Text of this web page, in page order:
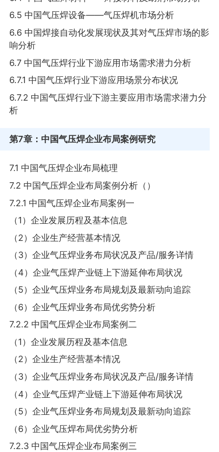
6.5 中国气压焊设备——气压焊机市场分析
6.6 中国焊接自动化发展现状及其对气压焊市场的影
响分析
6.7 中国气压焊行业下游应用市场需求潜力分析
6.7.1 中国气压焊行业下游应用场景分布状况
6.7.2 中国气压焊行业下游主要应用市场需求潜力分
析
第7章 ：中国气压焊企业布局案例研究
7.1 中国气压焊企业布局梳理
7.2 中国气压焊企业布局案例分析（）
7.2.1 中国气压焊企业布局案例一
（1）企业发展历程及基本信息
（2）企业生产经营基本情况
（3）企业气压焊业务布局状况及产品/服务详情
（4）企业气压焊产业链上下游延伸布局状况
（5）企业气压焊业务布局规划及最新动向追踪
（6）企业气压焊业务布局优劣势分析
7.2.2 中国气压焊企业布局案例二
（1）企业发展历程及基本信息
（2）企业生产经营基本情况
（3）企业气压焊业务布局状况及产品/服务详情
（4）企业气压焊产业链上下游延伸布局状况
（5）企业气压焊业务布局规划及最新动向追踪
（6）企业气压焊布局优劣势分析
7.2.3 中国气压焊企业布局案例三